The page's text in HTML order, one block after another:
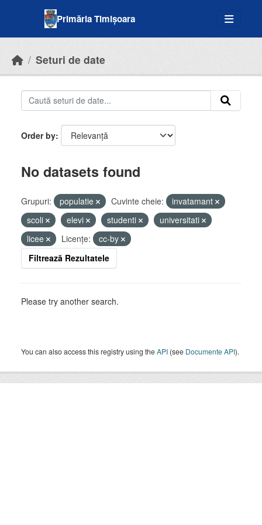
Primăria Timișoara
Seturi de date
Order by
No datasets found
Grupuri: populatie Cuvinte cheie:
invatamant
scoli
elevi studenti
universitati
licee
Licenţe:
cc-by
Filtrează Rezultatele
Please try another search.
You can also access this registry using theAPI (see Documente API).